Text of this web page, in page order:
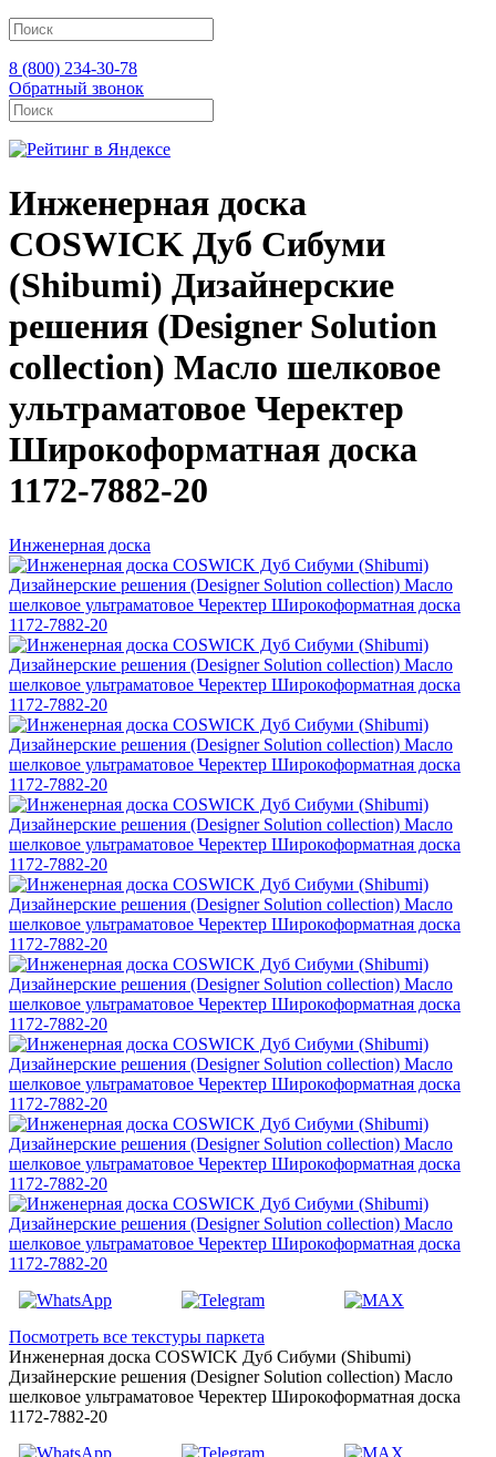
8 (800) 234-30-78
Обратный звонок
Инженерная доска
COSWICK Дуб Сибуми
(Shibumi) Дизайнерские
решения (Designer Solution
collection) Масло шелковое
ультраматовое Черектер
Широкоформатная доска
1172-7882-20
Инженерная доска
Посмотреть все текстуры паркета
Инженерная доска COSWICK Дуб Сибуми (Shibumi)
Дизайнерские решения (Designer Solution collection) Масло
шелковое ультраматовое Черектер Широкоформатная доска
1172-7882-20